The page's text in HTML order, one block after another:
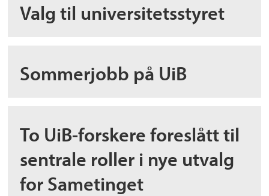
Valg til universitetsstyret
Sommerjobb på UiB
To UiB-forskere foreslått til
sentrale roller i nye utvalg
for Sametinget